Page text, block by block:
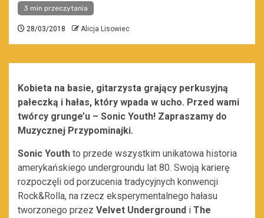
3 min przeczytania
28/03/2018 Alicja Lisowiec
Kobieta na basie, gitarzysta grający perkusyjną
pałeczką i hałas, który wpada w ucho. Przed wami
twórcy grunge’u – Sonic Youth! Zapraszamy do
Muzycznej Przypominajki.
Sonic Youth to przede wszystkim unikatowa historia
amerykańskiego undergroundu lat 80. Swoją karierę
rozpoczęli od porzucenia tradycyjnych konwencji
Rock&Rolla, na rzecz eksperymentalnego hałasu
tworzonego przez Velvet Underground i The